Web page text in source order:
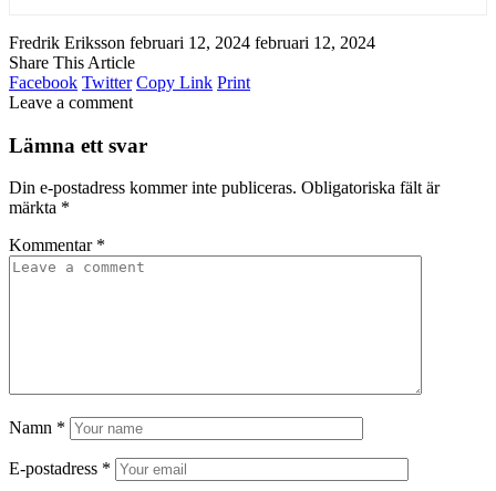
Fredrik Eriksson februari 12, 2024 februari 12, 2024
Share This Article
Facebook Twitter Copy Link Print
Leave a comment
Lämna ett svar
Din e-postadress kommer inte publiceras. Obligatoriska fält är
märkta *
Kommentar *
Namn *
E-postadress *